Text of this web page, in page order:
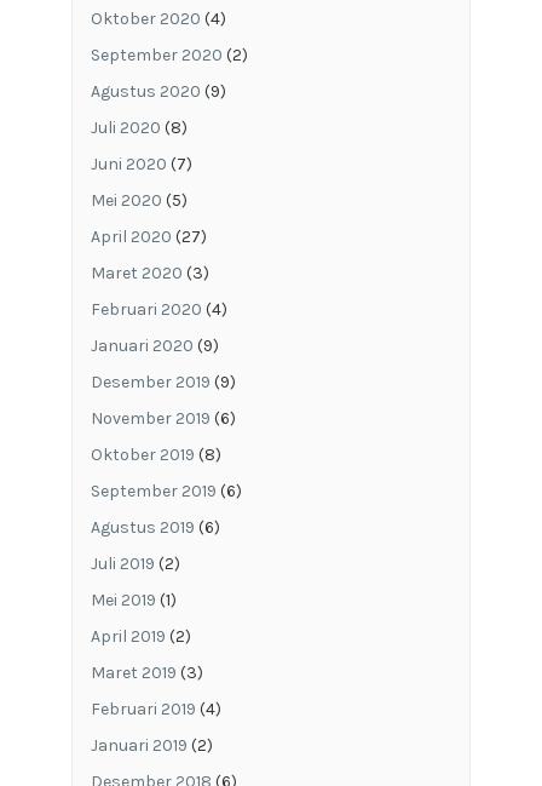
Oktober 2020 (4)
September 2020 (2)
Agustus 2020 (9)
Juli 2020 (8)
Juni 2020 (7)
Mei 2020 (5)
April 2020 (27)
Maret 2020 (3)
Februari 2020 (4)
Januari 2020 (9)
Desember 2019 (9)
November 2019 (6)
Oktober 2019 (8)
September 2019 (6)
Agustus 2019 (6)
Juli 2019 (2)
Mei 2019 (1)
April 2019 (2)
Maret 2019 (3)
Februari 2019 (4)
Januari 2019 (2)
Desember 2018 (6)